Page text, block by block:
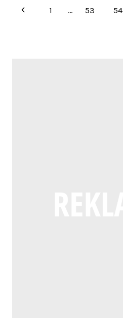
KONTROLĘ
Nawigacja
Poprzednia
1 … 53 54